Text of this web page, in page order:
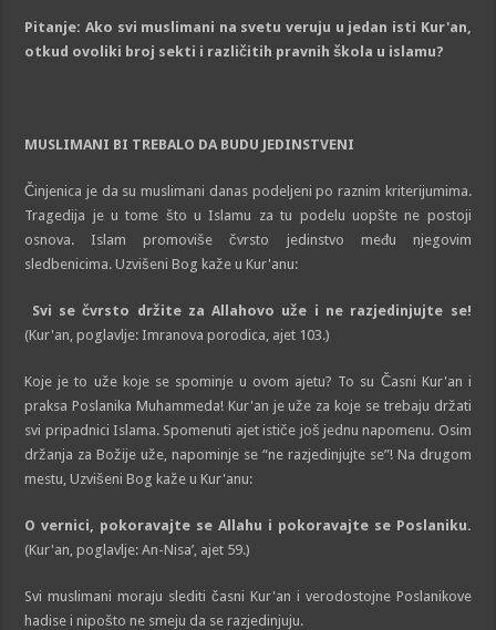
Pitanje: Ako svi muslimani na svetu veruju u jedan isti Kur'an,
otkud ovoliki broj sekti i različitih pravnih škola u islamu?
MUSLIMANI BI TREBALO DA BUDU JEDINSTVENI
Činjenica je da su muslimani danas podeljeni po raznim kriterijumima.
Tragedija je u tome što u Islamu za tu podelu uopšte ne postoji
osnova. Islam promoviše čvrsto jedinstvo među njegovim
sledbenicima. Uzvišeni Bog kaže u Kur'anu:
Svi se čvrsto držite za Allahovo uže i ne razjedinjujte se!
(Kur'an, poglavlje: Imranova porodica, ajet 103.)
Koje je to uže koje se spominje u ovom ajetu? To su Časni Kur'an i
praksa Poslanika Muhammeda! Kur'an je uže za koje se trebaju držati
svi pripadnici Islama. Spomenuti ajet ističe još jednu napomenu. Osim
držanja za Božije uže, napominje se “ne razjedinjujte se”! Na drugom
mestu, Uzvišeni Bog kaže u Kur'anu:
O vernici, pokoravajte se Allahu i pokoravajte se Poslaniku.
(Kur'an, poglavlje: An-Nisa’, ajet 59.)
Svi muslimani moraju slediti časni Kur'an i verodostojne Poslanikove
hadise i nipošto ne smeju da se razjedinjuju.